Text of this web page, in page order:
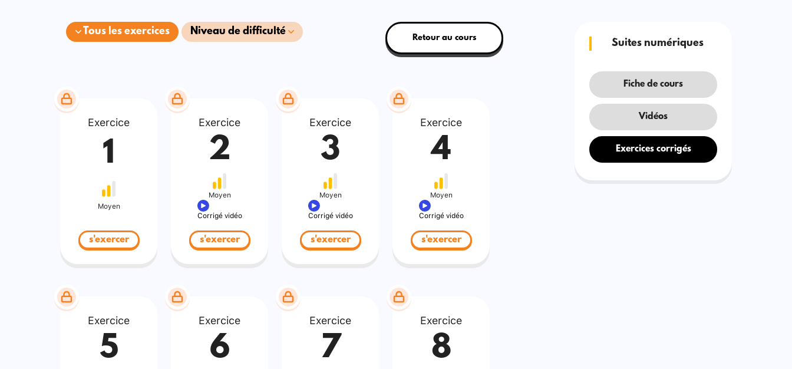
Tous les exercices Niveau de difficulté
Retour au cours
Exercice
1
Moyen
s'exercer
Exercice
2
Moyen
Corrigé vidéo
s'exercer
Exercice
3
Moyen
Corrigé vidéo
s'exercer
Exercice
4
Moyen
Corrigé vidéo
s'exercer
Exercice
5
Exercice
6
Exercice
7
Exercice
8
Suites numériques
Fiche de cours
Vidéos
Exercices corrigés